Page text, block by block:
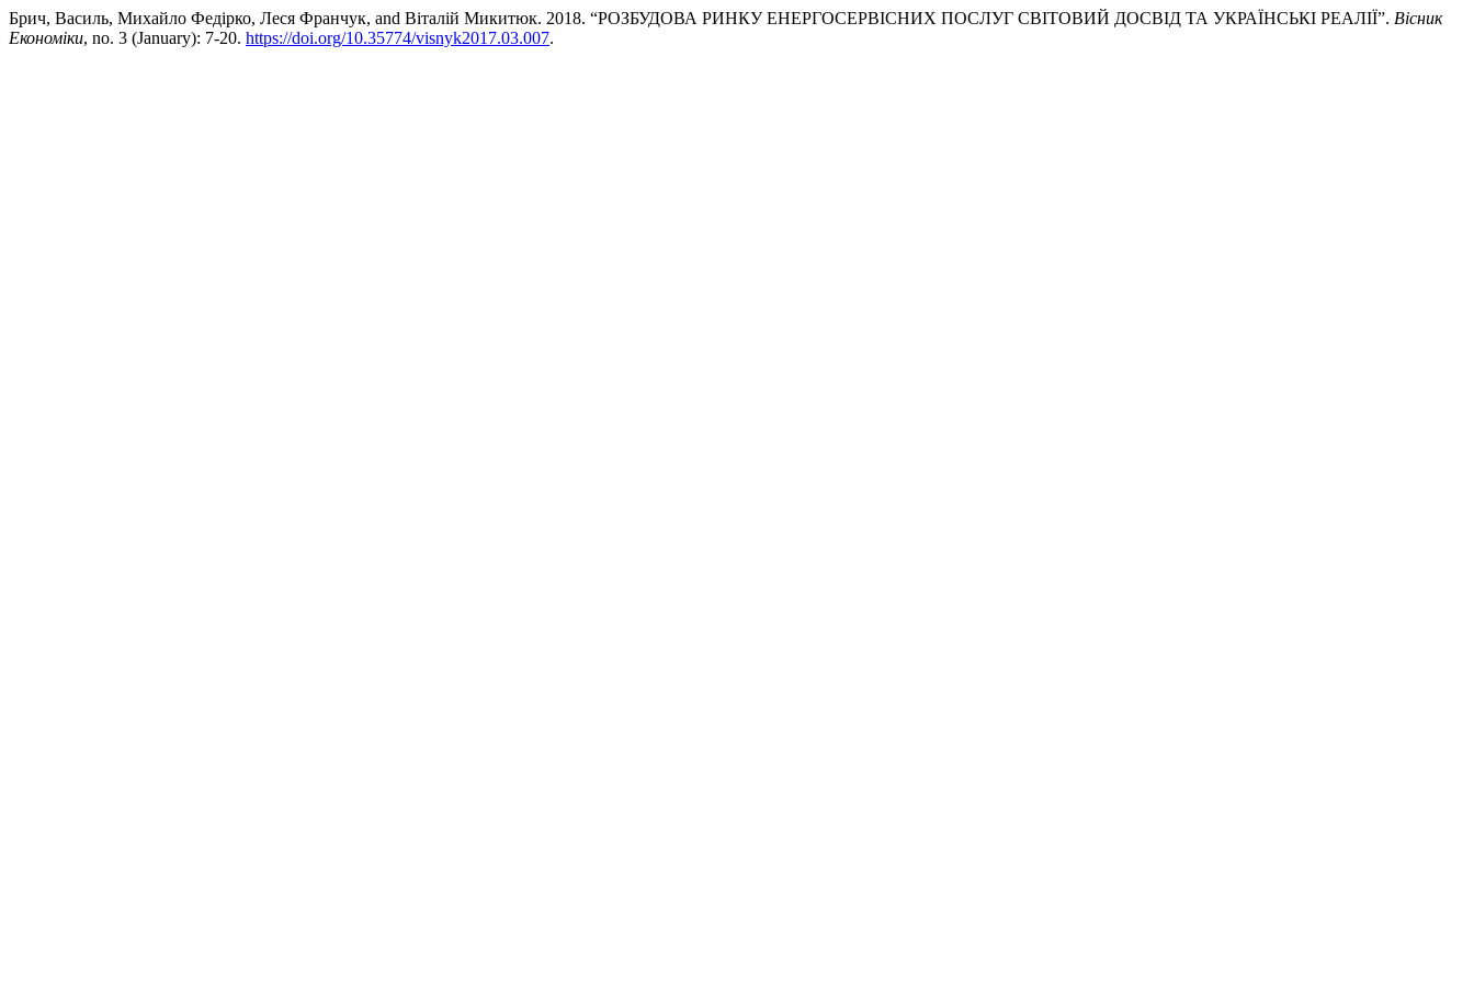
Брич, Василь, Михайло Федірко, Леся Франчук, and Віталій Микитюк. 2018. “РОЗБУДОВА РИНКУ ЕНЕРГОСЕРВІСНИХ ПОСЛУГ СВІТОВИЙ ДОСВІД ТА УКРАЇНСЬКІ РЕАЛІЇ”. Вісник
Економіки, no. 3 (January): 7-20. https://doi.org/10.35774/visnyk2017.03.007.